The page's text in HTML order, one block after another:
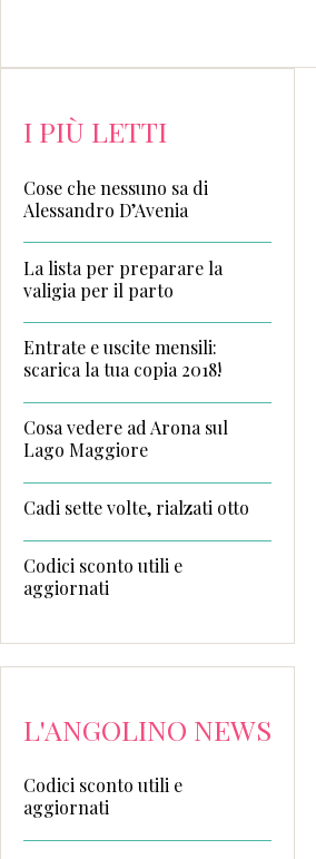
I PIÙ LETTI
Cose che nessuno sa di
Alessandro D’Avenia
La lista per preparare la
valigia per il parto
Entrate e uscite mensili:
scarica la tua copia 2018!
Cosa vedere ad Arona sul
Lago Maggiore
Cadi sette volte, rialzati otto
Codici sconto utili e
aggiornati
L'ANGOLINO NEWS
Codici sconto utili e
aggiornati